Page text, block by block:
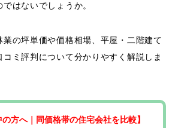
はないでしょうか。
業の坪単価や価格相場、平屋・二階建て
ミ評判について分かりやすく解説しま
の方へ｜同価格帯の住宅会社を比較】